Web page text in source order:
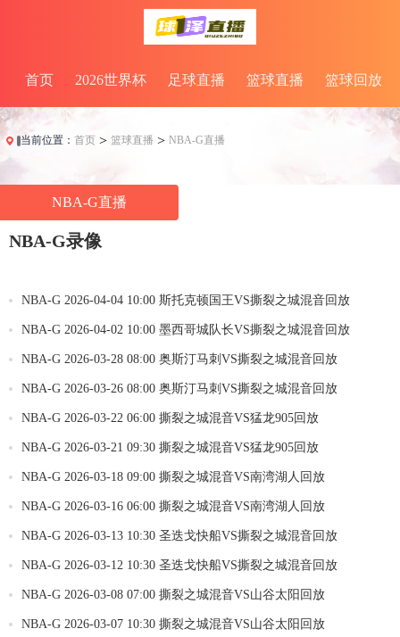
首页 2026世界杯 足球直播 篮球直播 篮球回放
当前位置： 首页> 篮球直播 > NBA-G直播
NBA-G直播
NBA-G录像
NBA-G 2026-04-04 10:00 斯托克顿国王VS撕裂之城混音回放
NBA-G 2026-04-02 10:00 墨西哥城队长VS撕裂之城混音回放
NBA-G 2026-03-28 08:00 奥斯汀马刺VS撕裂之城混音回放
NBA-G 2026-03-26 08:00 奥斯汀马刺VS撕裂之城混音回放
NBA-G 2026-03-22 06:00 撕裂之城混音VS猛龙905回放
NBA-G 2026-03-21 09:30 撕裂之城混音VS猛龙905回放
NBA-G 2026-03-18 09:00 撕裂之城混音VS南湾湖人回放
NBA-G 2026-03-16 06:00 撕裂之城混音VS南湾湖人回放
NBA-G 2026-03-13 10:30 圣迭戈快船VS撕裂之城混音回放
NBA-G 2026-03-12 10:30 圣迭戈快船VS撕裂之城混音回放
NBA-G 2026-03-08 07:00 撕裂之城混音VS山谷太阳回放
NBA-G 2026-03-07 10:30 撕裂之城混音VS山谷太阳回放